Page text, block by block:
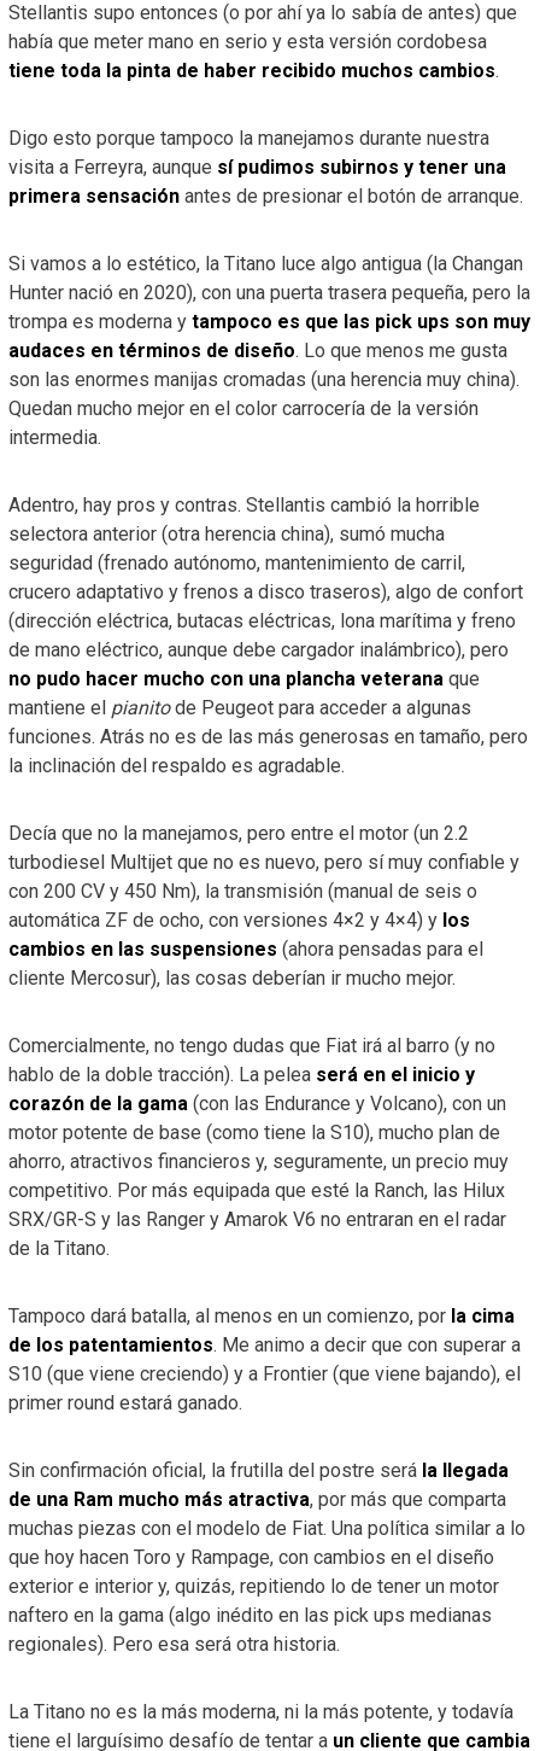
Stellantis supo entonces (o por ahí ya lo sabía de antes) que
había que meter mano en serio y esta versión cordobesa
tiene toda la pinta de haber recibido muchos cambios.
Digo esto porque tampoco la manejamos durante nuestra
visita a Ferreyra, aunque sí pudimos subirnos y tener una
primera sensaciónantes de presionar el botón de arranque.
Si vamos a lo estético, la Titano luce algo antigua (la Changan
Hunter nació en 2020), con una puerta trasera pequeña, pero la
trompa es moderna y tampoco es que las pick ups son muy
audaces en términos de diseño. Lo que menos me gusta
son las enormes manijas cromadas (una herencia muy china).
Quedan mucho mejor en el color carrocería de la versión
intermedia.
Adentro, hay pros y contras. Stellantis cambió la horrible
selectora anterior (otra herencia china), sumó mucha
seguridad (frenado autónomo, mantenimiento de carril,
crucero adaptativo y frenos a disco traseros), algo de confort
(dirección eléctrica, butacas eléctricas, lona marítima y freno
de mano eléctrico, aunque debe cargador inalámbrico), pero
no pudo hacer mucho con una plancha veteranaque
mantiene el pianitode Peugeot para acceder a algunas
funciones. Atrás no es de las más generosas en tamaño, pero
la inclinación del respaldo es agradable.
Decía que no la manejamos, pero entre el motor (un 2.2
turbodiesel Multijet que no es nuevo, pero sí muy confiable y
con 200 CV y 450 Nm), la transmisión (manual de seis o
automática ZF de ocho, con versiones 4×2 y 4×4) y los
cambios en las suspensiones (ahora pensadas para el
cliente Mercosur), las cosas deberían ir mucho mejor.
Comercialmente, no tengo dudas que Fiat irá al barro (y no
hablo de la doble tracción). La pelea será en el inicio y
corazón de la gama(con las Endurance y Volcano), con un
motor potente de base (como tiene la S10), mucho plan de
ahorro, atractivos financieros y, seguramente, un precio muy
competitivo. Por más equipada que esté la Ranch, las Hilux
SRX/GR-S y las Ranger y Amarok V6 no entraran en el radar
de la Titano.
Tampoco dará batalla, al menos en un comienzo, por la cima
de los patentamientos. Me animo a decir que con superar a
S10 (que viene creciendo) y a Frontier (que viene bajando), el
primer round estará ganado.
Sin confirmación oficial, la frutilla del postre será la llegada
de una Ram mucho más atractiva, por más que comparta
muchas piezas con el modelo de Fiat. Una política similar a lo
que hoy hacen Toro y Rampage, con cambios en el diseño
exterior e interior y, quizás, repitiendo lo de tener un motor
naftero en la gama (algo inédito en las pick ups medianas
regionales). Pero esa será otra historia.
La Titano no es la más moderna, ni la más potente, y todavía
tiene el larguísimo desafío de tentar a un cliente que cambia